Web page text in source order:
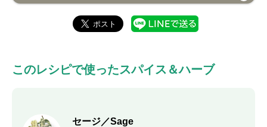
このレシピで使ったスパイス＆ハーブ
セージ／Sage